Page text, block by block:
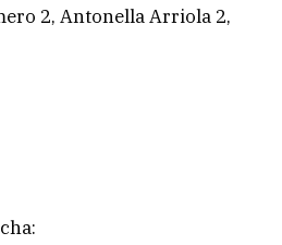
2, Antonella Arriola 2,